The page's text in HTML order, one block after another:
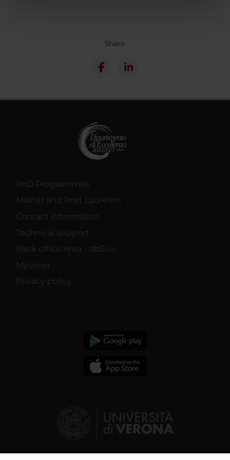
raccolto dal tuo utilizzo dei loro servizi.
Share
PhD Programmes
Master and Post Lauream
Contact information
Technical support
Back office Area - dbErw
MyUnivr
Privacy policy